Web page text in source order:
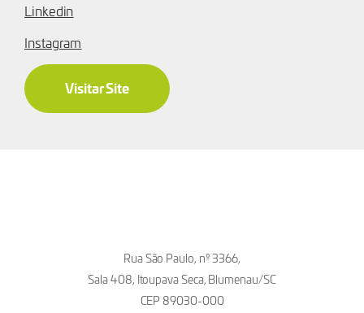
Linkedin
Instagram
Visitar Site
Rua São Paulo, nº 3366,
Sala 408, Itoupava Seca, Blumenau/SC
CEP 89030-000